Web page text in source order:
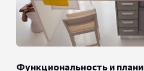
Функциональность и